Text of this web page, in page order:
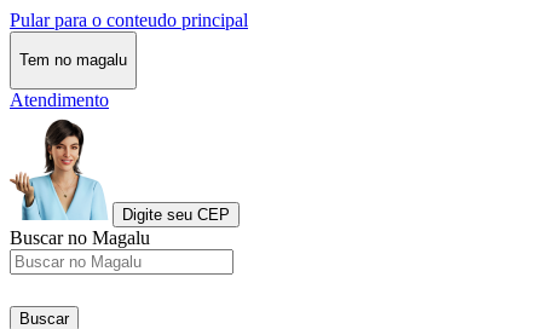
Pular para o conteudo principal
Tem no magalu
Atendimento
Digite seu CEP
Buscar no Magalu
Buscar